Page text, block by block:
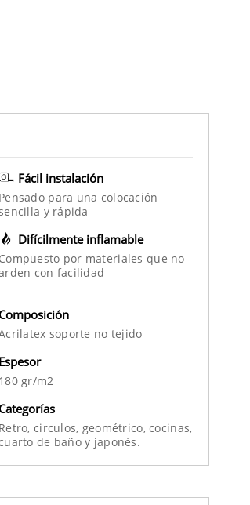
Fácil instalación
Pensado para una colocación
y rápida
Difícilmente inflamable
Compuesto por materiales que no
con facilidad
Composición
soporte no tejido
Espesor
180 gr/m2
Categorías
Retro, circulos, geométrico,cocinas,
de bañoy japonés.